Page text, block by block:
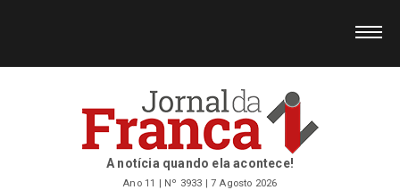
A notícia quando ela acontece!
Ano 11 | Nº 3933 | 7 Agosto 2026